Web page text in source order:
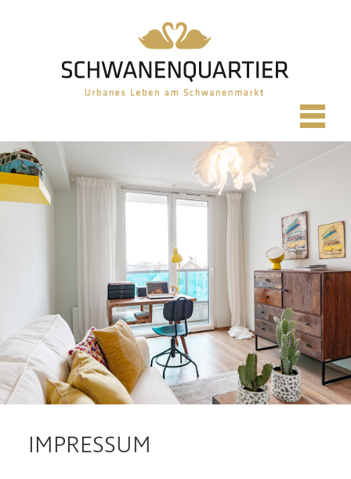
IMPRESSUM
Home
Regiolage
Galerie
Wohnungen
1-Zimmer-Wohnung
2-Zimmer-Wohnung
4-Zimmer-Wohnung